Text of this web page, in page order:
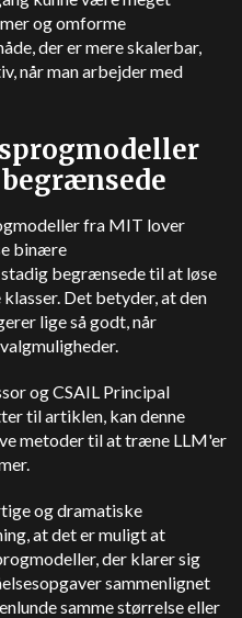
og omforme
der er mere skalerbar,
når man arbejder med
fra MIT lover
binære
begrænsede til at løse
Det betyder, at den
lige så godt, når
og CSAIL Principal
til artiklen, kan denne
metoder til at træne LLM'er
og dramatiske
at det er muligt at
der klarer sig
sammenlignet
samme størrelse eller